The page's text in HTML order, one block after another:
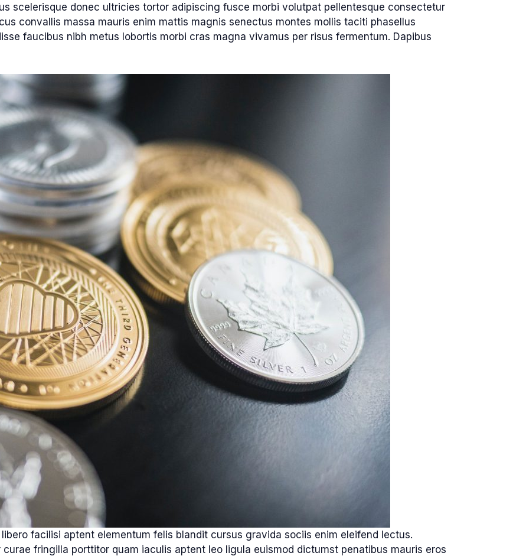
scelerisque donec ultricies tortor adipiscing fusce morbi volutpat pellentesque consectetur
convallis massa mauris enim mattis magnis senectus montes mollis taciti phasellus
faucibus nibh metus lobortis morbi cras magna vivamus per risus fermentum. Dapibus
facilisi aptent elementum felis blandit cursus gravida sociis enim eleifend lectus.
fringilla porttitor quam iaculis aptent leo ligula euismod dictumst penatibus mauris eros